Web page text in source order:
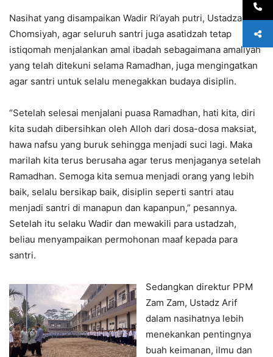
Nasihat yang disampaikan Wadir Ri’ayah putri, Ustadzah Siti
Chomsiyah, agar seluruh santri juga asatidzah tetap
istiqomah menjalankan amal ibadah sebagaimana amaliyah
yang telah ditekuni selama Ramadhan, juga mengingatkan
agar santri untuk selalu menegakkan budaya disiplin.
“Setelah selesai menjalani puasa Ramadhan, hati kita, diri
kita sudah dibersihkan oleh Alloh dari dosa-dosa maksiat,
hawa nafsu yang buruk sehingga menjadi suci lagi. Maka
marilah kita terus berusaha agar terus menjaganya setelah
Ramadhan. Semoga kita semua menjadi orang yang lebih
baik, selalu bersikap baik, disiplin seperti santri atau
menjadi santri di manapun dan kapanpun,” pesannya.
Setelah itu selaku Wadir dan mewakili para ustadzah,
beliau menyampaikan permohonan maaf kepada para
santri.
Sedangkan direktur PPM
Zam Zam, Ustadz Arif
dalam nasihatnya lebih
menekankan pentingnya
buah keimanan, ilmu dan